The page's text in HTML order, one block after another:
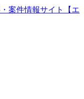
案件情報サイト【エ